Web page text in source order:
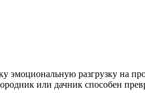
эмоциональную разгрузку на
или дачник способен